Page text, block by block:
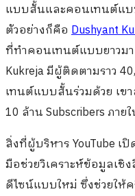
แบบสั้นและคอนเทนต์แบ
ตัวอย่างก็คือ Dushyant
ที่ทำคอนเทนต์แบบยาวม
Kukreja มีผู้ติดตามราว
เทนต์แบบสั้นร่วมด้วย เข
10 ล้าน Subscribers ภาย
สิ่งที่ผู้บริหาร YouTube
มือช่วยวิเคราะห์ข้อมูลเชิ
ดีไซน์แบบใหม่ ซึ่งช่วยให้